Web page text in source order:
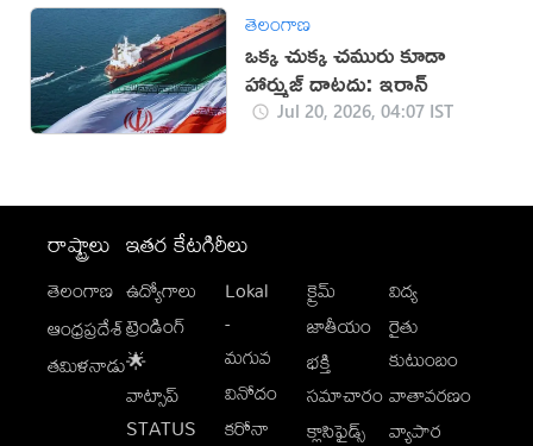
తెలంగాణ
ఒక్క చుక్క చమురు కూడా
హార్ముజ్ దాటదు: ఇరాన్
Jul 20, 2026, 04:07 IST
రాష్ట్రాలు
తెలంగాణ
ఆంధ్రప్రదేశ్
తమిళనాడు
ఇతర కేటగిరీలు
ఉద్యోగాలు
ట్రెండింగ్
🌟
వాట్సాప్
STATUS
Lokal
-
మగువ
వినోదం
కరోనా
క్రైమ్
జాతీయం
భక్తి
సమాచారం
క్లాసిఫైడ్స్
విద్య
రైతు
కుటుంబం
వాతావరణం
వ్యాపార